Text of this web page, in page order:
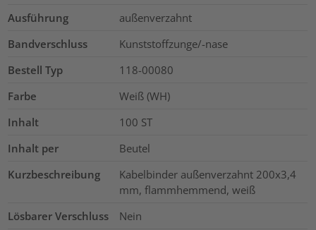
Ausführung
außenverzahnt
Bandverschluss
Kunststoffzunge/-nase
Bestell Typ
118-00080
Farbe
Weiß (WH)
Inhalt
100 ST
Inhalt per
Beutel
Kurzbeschreibung
Kabelbinder außenverzahnt 200x3,4
mm, flammhemmend, weiß
Lösbarer Verschluss
Nein